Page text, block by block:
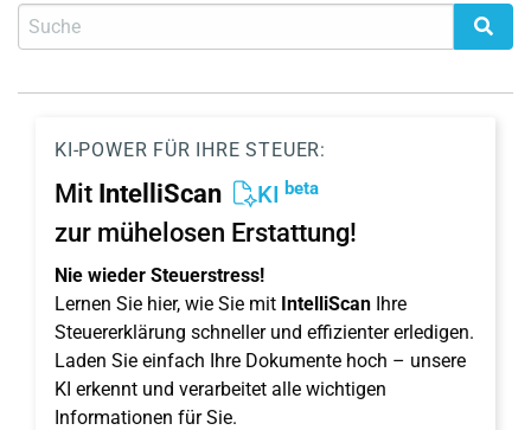
KI-POWER FÜR IHRE STEUER:
Mit IntelliScan KI beta
zur mühelosen Erstattung!
Nie wieder Steuerstress!
Lernen Sie hier, wie Sie mit IntelliScan Ihre
Steuererklärung schneller und effizienter erledigen.
Laden Sie einfach Ihre Dokumente hoch – unsere
KI erkennt und verarbeitet alle wichtigen
Informationen für Sie.